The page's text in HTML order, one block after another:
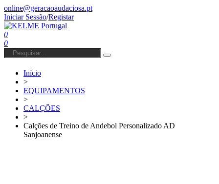
online@geracaoaudaciosa.pt
Iniciar Sessão/Registar
0
0
Início
>
EQUIPAMENTOS
>
CALÇÕES
>
Calções de Treino de Andebol Personalizado AD
Sanjoanense